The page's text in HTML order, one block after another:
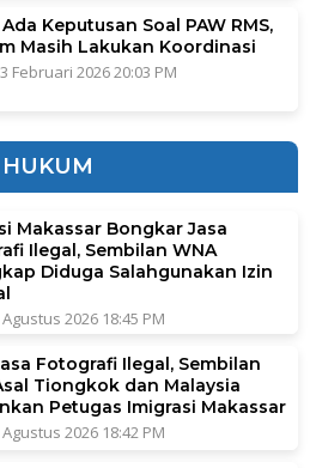
Keputusan Soal PAW RMS,
Masih Lakukan Koordinasi
Februari 2026 20:03 PM
HUKUM
Makassar Bongkar Jasa
Ilegal, Sembilan WNA
Diduga Salahgunakan Izin
Agustus 2026 18:45 PM
Fotografi Ilegal, Sembilan
Tiongkok dan Malaysia
Petugas Imigrasi Makassar
Agustus 2026 18:42 PM